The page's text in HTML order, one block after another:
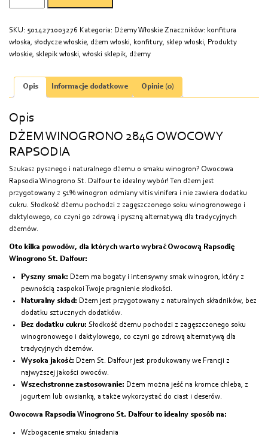
WINOGRONO
OWOCOWY
RAPSODIA
SKU: 5014271003276 Kategoria: Dżemy Włoskie Znaczników: konfitura
włoska, słodycze włoskie, dżem włoski, konfitury, sklep włoski, Produkty
włoskie, sklepik włoski, włoski sklepik, dżemy
Opis Informacje dodatkowe Opinie (0)
Opis
DŻEM WINOGRONO 284G OWOCOWY
RAPSODIA
Szukasz pysznego i naturalnego dżemu o smaku winogron? Owocowa
Rapsodia Winogrono St. Dalfour to idealny wybór! Ten dżem jest
przygotowany z 51% winogron odmiany vitis vinifera i nie zawiera dodatku
cukru. Słodkość dżemu pochodzi z zagęszczonego soku winogronowego i
daktylowego, co czyni go zdrową i pyszną alternatywą dla tradycyjnych
dżemów.
Oto kilka powodów, dla których warto wybrać Owocową Rapsodię
Winogrono St. Dalfour:
Pyszny smak: Dżem ma bogaty i intensywny smak winogron, który z
pewnością zaspokoi Twoje pragnienie słodkości.
Naturalny skład: Dżem jest przygotowany z naturalnych składników, bez
dodatku sztucznych dodatków.
Bez dodatku cukru: Słodkość dżemu pochodzi z zagęszczonego soku
winogronowego i daktylowego, co czyni go zdrową alternatywą dla
tradycyjnych dżemów.
Wysoka jakość: Dżem St. Dalfour jest produkowany we Francji z
najwyższej jakości owoców.
Wszechstronne zastosowanie: Dżem można jeść na kromce chleba, z
jogurtem lub owsianką, a także wykorzystać do ciast i deserów.
Owocowa Rapsodia Winogrono St. Dalfour to idealny sposób na:
Wzbogacenie smaku śniadania